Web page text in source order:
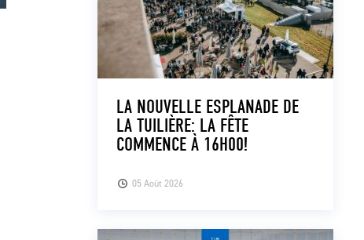
05 Août 2026
LA NOUVELLE ESPLANADE DE
LA TUILIÈRE: LA FÊTE
COMMENCE À 16H00!